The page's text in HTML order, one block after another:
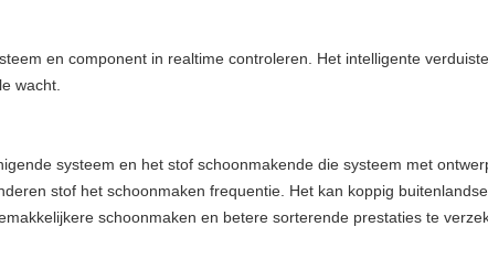
en component in realtime controleren. Het intelligente
wacht.
systeem en het stof schoonmakende die systeem met
stof het schoonmaken frequentie. Het kan koppig
schoonmaken en betere sorterende prestaties te